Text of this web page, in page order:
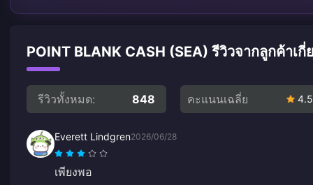
POINT BLANK CASH (SEA) รีวิวจากลูกค้าเกี่
รีวิวทั้งหมด: 848 คะแนนเฉลี่ย 4.5
Everett Lindgren2026/06/28
เพียงพอ